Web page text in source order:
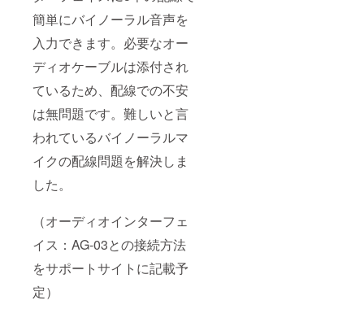
簡単にバイノーラル音声を
入力できます。必要なオー
ディオケーブルは添付され
ているため、配線での不安
は無問題です。難しいと言
われているバイノーラルマ
イクの配線問題を解決しま
した。
（オーディオインターフェ
イス：AG-03との接続方法
をサポートサイトに記載予
定）